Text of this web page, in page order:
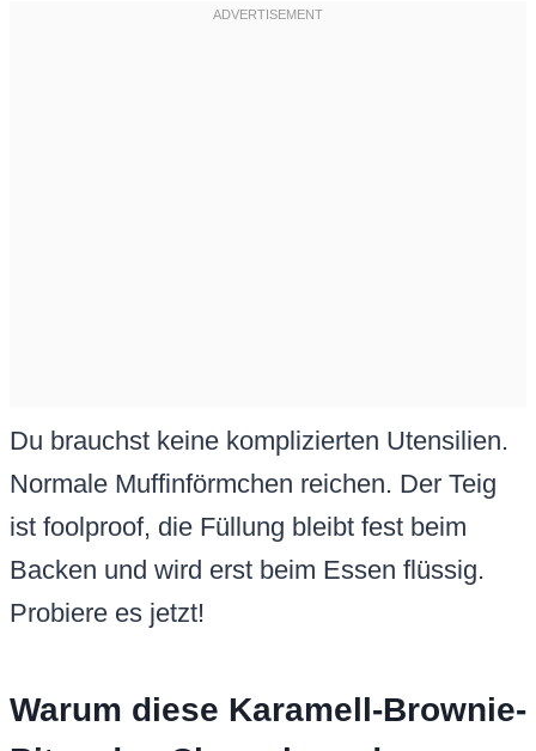
Du brauchst keine komplizierten Utensilien.
Normale Muffinförmchen reichen. Der Teig
ist foolproof, die Füllung bleibt fest beim
Backen und wird erst beim Essen flüssig.
Probiere es jetzt!
Warum diese Karamell-Brownie-